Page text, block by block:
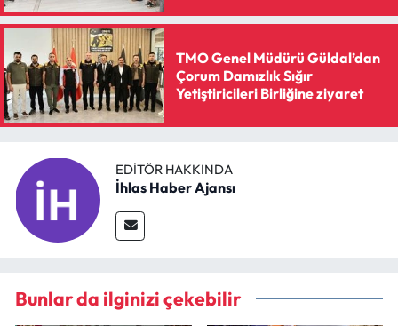
TMO Genel Müdürü Güldal’dan
Çorum Damızlık Sığır
Yetiştiricileri Birliğine ziyaret
EDITÖR HAKKINDA
İhlas Haber Ajansı
Bunlar da ilginizi çekebilir